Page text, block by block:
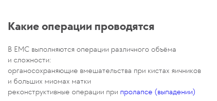
Какие операции проводятся
В EMC выполняются операции различного объёма
и сложности:
органосохраняющие вмешательства при кистах яичников
и больших миомах матки
реконструктивные операции при пролапсе (выпадении)